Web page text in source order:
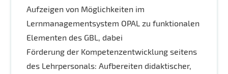
Aufzeigen von Möglichkeiten im
Lernmanagementsystem OPAL zu funktionalen
Elementen des GBL, dabei
Förderung der Kompetenzentwicklung seitens
des Lehrpersonals: Aufbereiten didaktischer,